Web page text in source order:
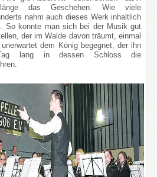
das Geschehen. Wie viele
nahm auch dieses Werk inhaltlich
So konnte man sich bei der Musik gut
der im Walde davon träumt, einmal
dem König begegnet, der ihn
lang in dessen Schloss die